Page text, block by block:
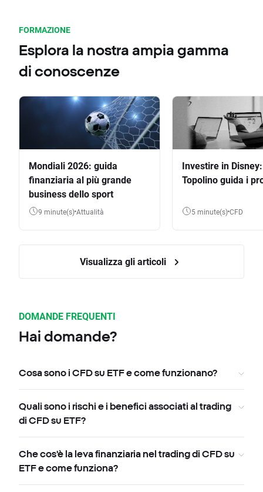
FORMAZIONE
Esplora la nostra ampia gamma
di conoscenze
Mondiali 2026: guida
finanziaria al più grande
business dello sport
9 minute(s) Attualità
Investire in
Topolino guida i
5 minute(s) CFD
Visualizza gli articoli
DOMANDE FREQUENTI
Hai domande?
Cosa sono i CFD su ETF e come funzionano?
Quali sono i rischi e i benefici associati al trading
di CFD su ETF?
Che cos'è la leva finanziaria nel trading di CFD su
ETF e come funziona?